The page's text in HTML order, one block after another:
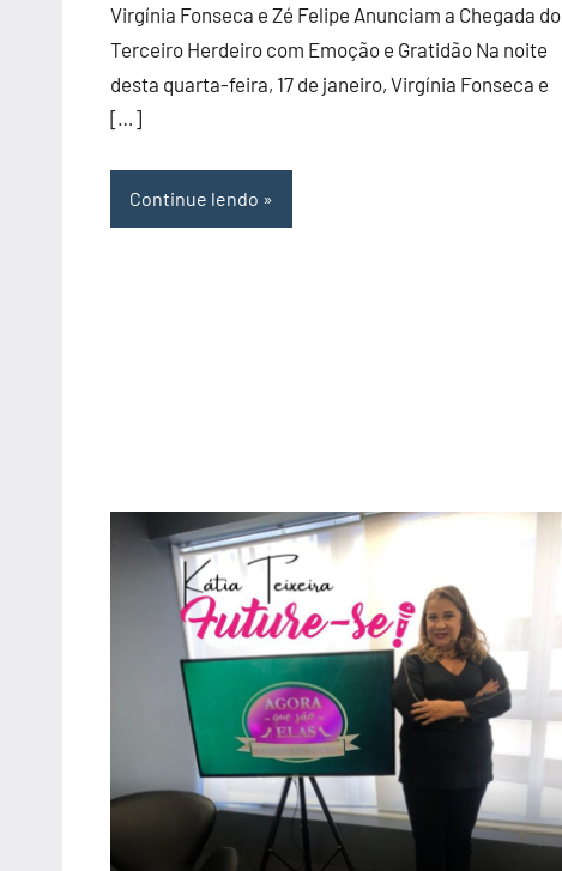
GRANDE
DO
NORTE
Virgínia Fonseca e Zé Felipe Anunciam a Chegada do
Terceiro Herdeiro com Emoção e Gratidão Na noite
desta quarta-feira, 17 de janeiro, Virgínia Fonseca e
[…]
Continue lendo